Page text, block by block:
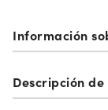
Información
Descripción